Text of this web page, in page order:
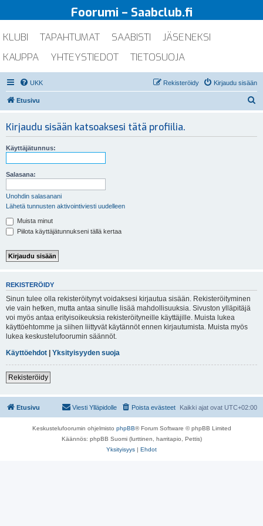
Foorumi – Saabclub.fi
KLUBI TAPAHTUMAT SAABISTI
JÄSENEKSI
KAUPPA
YHTEYSTIEDOT TIETOSUOJA
UKK Kirjaudu sisään
Rekisteröidy
Etusivu
Kirjaudu sisään katsoaksesi tätä profiilia.
Käyttäjätunnus:
Salasana:
Unohdin salasanani
Lähetä tunnusten aktivointiviesti uudelleen
Muista minut
Piilota käyttäjätunnukseni tällä kertaa
REKISTERÖIDY
Sinun tulee olla rekisteröitynyt voidaksesi kirjautua sisään. Rekisteröityminen
vie vain hetken, mutta antaa sinulle lisää mahdollisuuksia. Sivuston ylläpitäjä
voi myös antaa erityisoikeuksia rekisteröityneille käyttäjille. Muista lukea
käyttöehtomme ja siihen liittyvät käytännöt ennen kirjautumista. Muista myös
lukea keskustelufoorumin säännöt.
Käyttöehdot | Yksityisyyden suoja
Rekisteröidy
Etusivu Kaikki ajat ovat UTC+02:00
Poista evästeet
Viesti Ylläpidolle
Keskustelufoorumin ohjelmisto phpBB® Forum Software © phpBB Limited
Käännös: phpBB Suomi (lurttinen, harritapio, Pettis)
Yksityisyys | Ehdot